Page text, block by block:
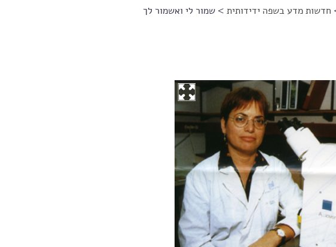
חדשות מדע בשפה ידידותית > שמור לי ואשמור לך